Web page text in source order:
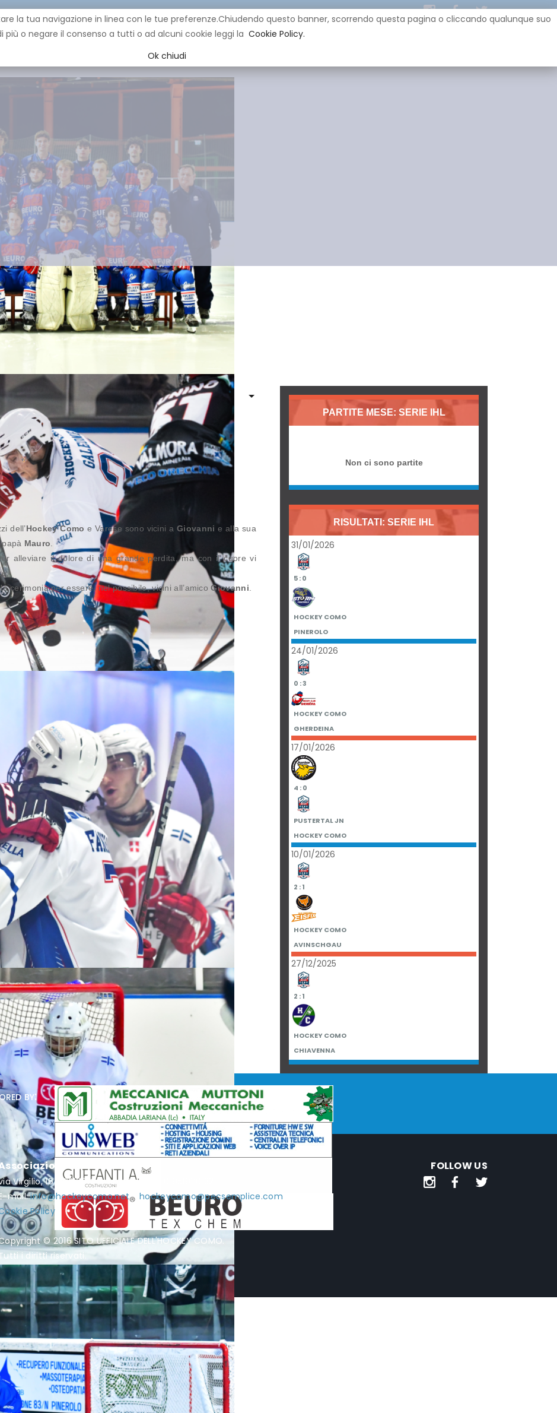
YOUNG
dell’Hockey Como e Varese sono vicini aGiovanni e alla sua
Mauro
alleviare il dolore di una grande perdita, ma con il cuore vi
cerimonia per essere, nel possibile, vicini all’amicoGiovanni
PARTITE MESE: SERIE IHL
Non ci sono partite
RISULTATI: SERIE IHL
31/01/2026
5 : 0
HOCKEY COMO
PINEROLO
24/01/2026
0 : 3
HOCKEY COMO
GHERDEINA
17/01/2026
4 : 0
PUSTERTAL JN
HOCKEY COMO
10/01/2026
2 : 1
HOCKEY COMO
AVINSCHGAU
27/12/2025
2 : 1
HOCKEY COMO
CHIAVENNA
by:
Hockey Como
Virgilio, 16 - 22100 Como - P.I. / C.F. 01951990132
mail:info@hockeycomo.net-hockeycomo@pecsemplice.com
Policy
© 2016 SITO UFFICIALE DELL'HOCKEY COMO.
i diritti riservati.
FOLLOW US
la tua navigazione in linea con le tue preferenze.Chiudendo questo banner, scorrendo questa pagina o cliccando qualunque suo
più o negare il consenso a tutti o ad alcuni cookie leggi la Cookie Policy.
Ok chiudi